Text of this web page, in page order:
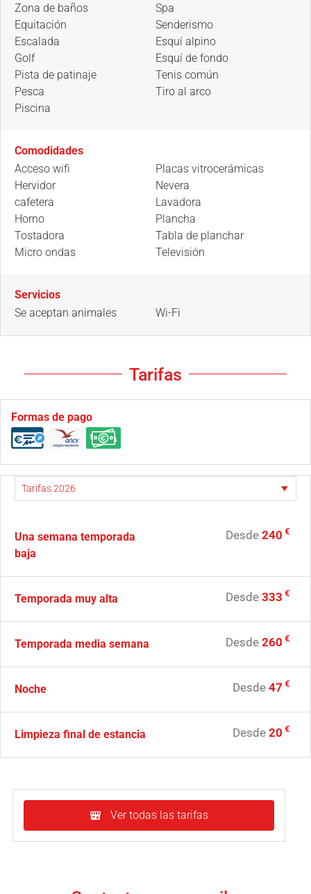
Zona de baños
Equitación
Escalada
Golf
Pista de patinaje
Pesca
Piscina
Spa
Senderismo
Esquí alpino
Esquí de fondo
Tenis común
Tiro al arco
Comodidades
Acceso wifi
Hervidor
cafetera
Horno
Tostadora
Micro ondas
Placas vitrocerámicas
Nevera
Lavadora
Plancha
Tabla de planchar
Televisión
Servicios
Se aceptan animales
Wi-Fi
Tarifas
Formas de pago
Una semana temporada
baja
Desde 240 €
Temporada muy alta Desde 333 €
Temporada media semana Desde 260 €
Noche Desde 47 €
Limpieza final de estancia Desde 20 €
Ver todas las tarifas